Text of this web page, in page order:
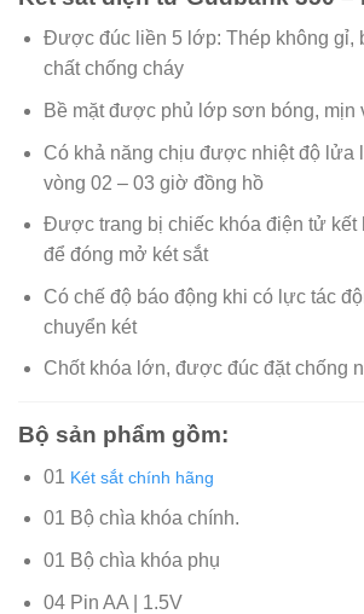
Được đúc liền 5 lớp: Thép không gỉ,
chất chống cháy
Bề mặt được phủ lớp sơn bóng, mịn
Có khả năng chịu được nhiệt độ lửa
vòng 02 – 03 giờ đồng hồ
Được trang bị chiếc khóa điện tử kết
để đóng mở két sắt
Có chế độ báo động khi có lực tác
chuyển két
Chốt khóa lớn, được đúc đặt chống
Bộ sản phẩm gồm:
01 Két sắt chính hãng
01 Bộ chìa khóa chính.
01 Bộ chìa khóa phụ
04 Pin AA | 1.5V